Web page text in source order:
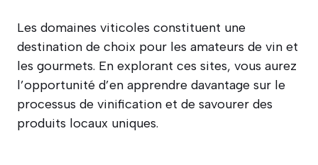
Les domaines viticoles constituent une
destination de choix pour les amateurs de vin et
les gourmets. En explorant ces sites, vous aurez
l’opportunité d’en apprendre davantage sur le
processus de vinification et de savourer des
produits locaux uniques.